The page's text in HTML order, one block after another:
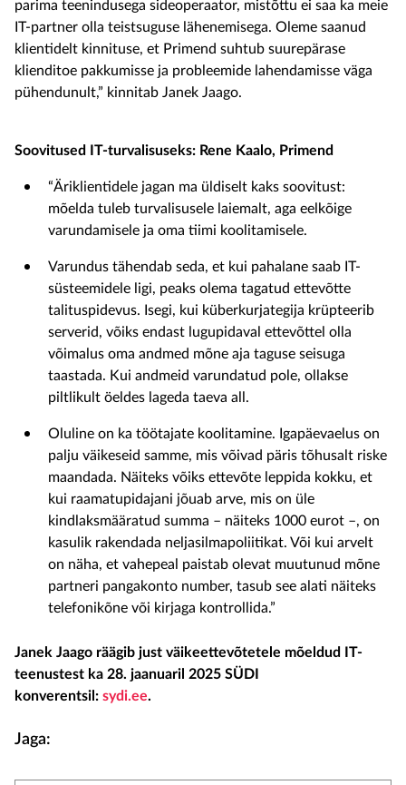
parima teenindusega sideoperaator, mistõttu ei saa ka meie
IT-partner olla teistsuguse lähenemisega. Oleme saanud
klientidelt kinnituse, et Primend suhtub suurepärase
klienditoe pakkumisse ja probleemide lahendamisse väga
pühendunult,” kinnitab Janek Jaago.
Soovitused IT-turvalisuseks: Rene Kaalo, Primend
“Äriklientidele jagan ma üldiselt kaks soovitust:
mõelda tuleb turvalisusele laiemalt, aga eelkõige
varundamisele ja oma tiimi koolitamisele.
Varundus tähendab seda, et kui pahalane saab IT-
süsteemidele ligi, peaks olema tagatud ettevõtte
talituspidevus. Isegi, kui küberkurjategija krüpteerib
serverid, võiks endast lugupidaval ettevõttel olla
võimalus oma andmed mõne aja taguse seisuga
taastada. Kui andmeid varundatud pole, ollakse
piltlikult öeldes lageda taeva all.
Oluline on ka töötajate koolitamine. Igapäevaelus on
palju väikeseid samme, mis võivad päris tõhusalt riske
maandada. Näiteks võiks ettevõte leppida kokku, et
kui raamatupidajani jõuab arve, mis on üle
kindlaksmääratud summa – näiteks 1000 eurot –, on
kasulik rakendada neljasilmapoliitikat. Või kui arvelt
on näha, et vahepeal paistab olevat muutunud mõne
partneri pangakonto number, tasub see alati näiteks
telefonikõne või kirjaga kontrollida.”
Janek Jaago räägib just väikeettevõtetele mõeldud IT-
teenustest ka 28. jaanuaril 2025 SÜDI
konverentsil: sydi.ee.
Jaga: